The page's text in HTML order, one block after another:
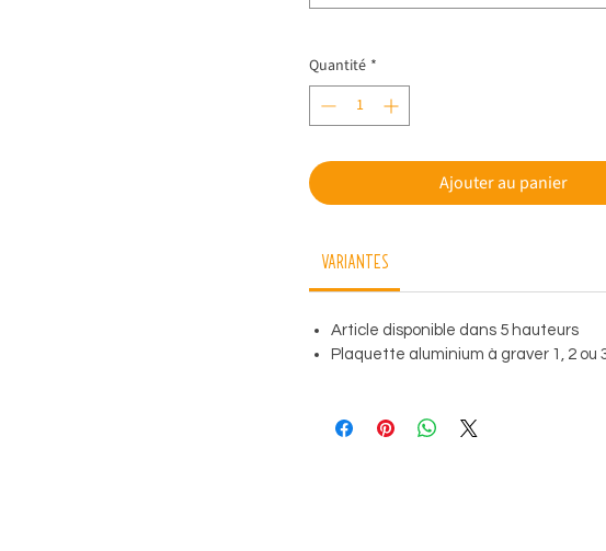
Quantité *
Ajouter au panier
Variantes
Article disponible dans 5 hauteurs
Plaquette aluminium à graver 1, 2 ou